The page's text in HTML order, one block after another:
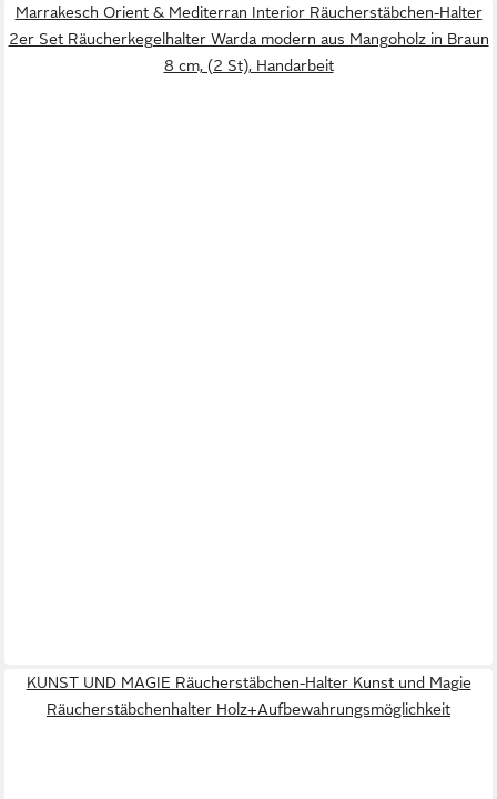
Marrakesch Orient & Mediterran Interior Räucherstäbchen-Halter
2er Set Räucherkegelhalter Warda modern aus Mangoholz in Braun
8 cm, (2 St), Handarbeit
KUNST UND MAGIE Räucherstäbchen-Halter Kunst und Magie
Räucherstäbchenhalter Holz+Aufbewahrungsmöglichkeit